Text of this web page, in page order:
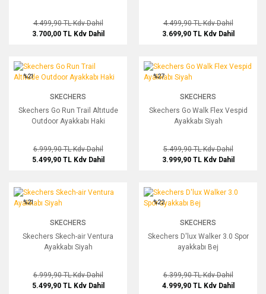
4.499,90 TLKdv Dahil
3.700,00 TL Kdv Dahil
4.499,90 TLKdv Dahil
3.699,90 TL Kdv Dahil
Skechers Go Run Trail Altıtude Outdoor Ayakkabı Haki
%21
SKECHERS
Skechers Go Run Trail Altıtude
Outdoor Ayakkabı Haki
6.999,90 TLKdv Dahil
5.499,90 TL Kdv Dahil
Skechers Go Walk Flex Vespid
%27
SKECHERS
Skechers Go Walk Flex Vespid
Ayakkabı Siyah
5.499,90 TLKdv Dahil
3.999,90 TL Kdv Dahil
Skechers Skech-air Ventura Ayakkabı Siyah
%21
SKECHERS
Skechers Skech-air Ventura
Ayakkabı Siyah
6.999,90 TLKdv Dahil
5.499,90 TL Kdv Dahil
Skechers D'lux Walker 3.0 Spor
%22
SKECHERS
Skechers D'lux Walker 3.0 Spor
ayakkabı Bej
6.399,90 TLKdv Dahil
4.999,90 TL Kdv Dahil